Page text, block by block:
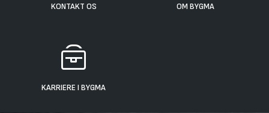
KONTAKT OS OM BYGMA
KARRIERE I BYGMA